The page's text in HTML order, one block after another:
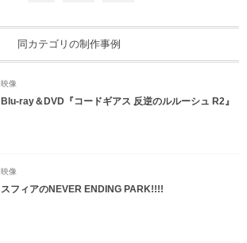
同カテゴリの制作事例
映像
Blu-ray＆DVD『コードギアス 反逆のルルーシュ R2』
映像
スフィアのNEVER ENDING PARK!!!!